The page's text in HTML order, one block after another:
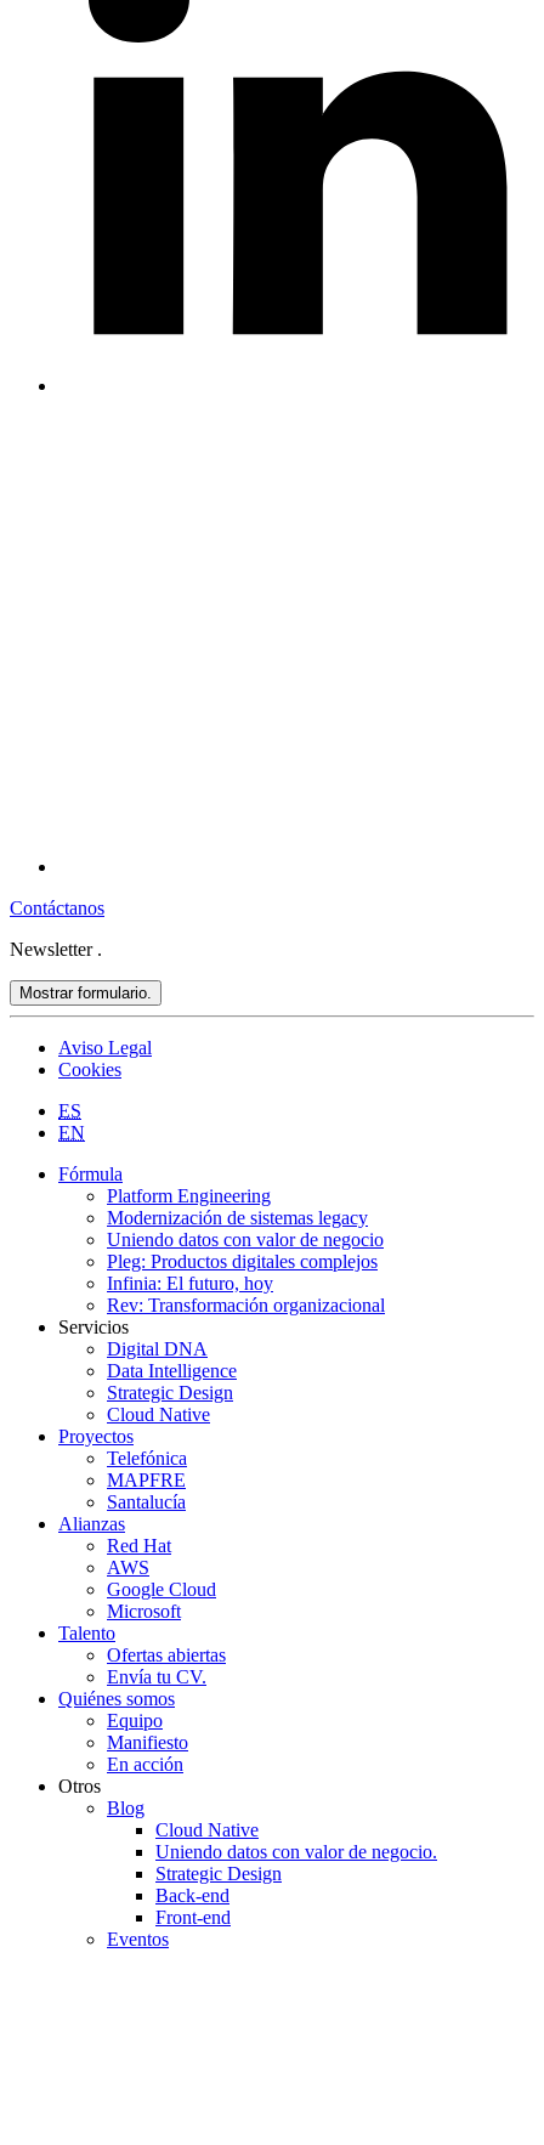
Contáctanos
Newsletter .
Mostrar formulario.
Aviso Legal
Cookies
ES
EN
Fórmula
Platform Engineering
Modernización de sistemas legacy
Uniendo datos con valor de negocio
Pleg: Productos digitales complejos
Infinia: El futuro, hoy
Rev: Transformación organizacional
Servicios
Digital DNA
Data Intelligence
Strategic Design
Cloud Native
Proyectos
Telefónica
MAPFRE
Santalucía
Alianzas
Red Hat
AWS
Google Cloud
Microsoft
Talento
Ofertas abiertas
Envía tu CV.
Quiénes somos
Equipo
Manifiesto
En acción
Otros
Blog
Cloud Native
Uniendo datos con valor de negocio.
Strategic Design
Back-end
Front-end
Eventos